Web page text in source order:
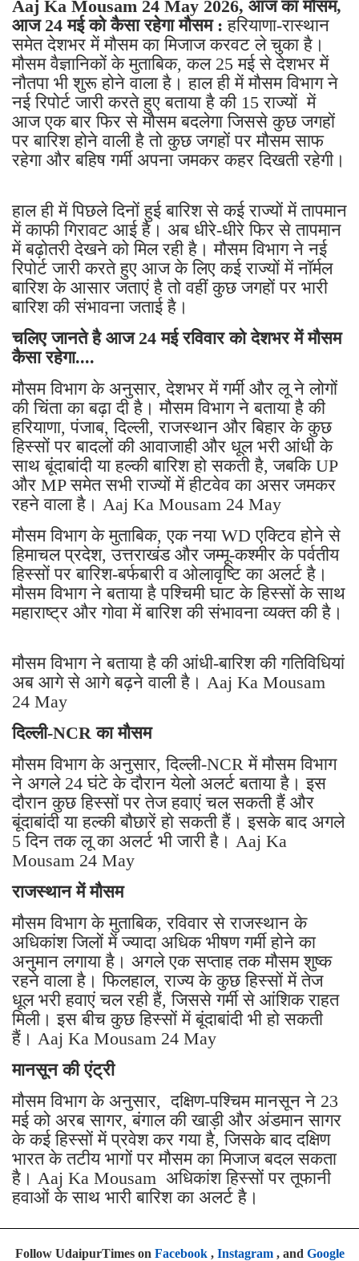
Aaj Ka Mousam 24 May 2026, आज का मौसम,
आज 24 मई को कैसा रहेगा मौसम : हरियाणा-रास्थान
समेत देशभर में मौसम का मिजाज करवट ले चुका है।
मौसम वैज्ञानिकों के मुताबिक, कल 25 मई से देशभर में
नौतपा भी शुरू होने वाला है। हाल ही में मौसम विभाग ने
नई रिपोर्ट जारी करते हुए बताया है की 15 राज्यों में
आज एक बार फिर से मौसम बदलेगा जिससे कुछ जगहों
पर बारिश होने वाली है तो कुछ जगहों पर मौसम साफ
रहेगा और बहिष गर्मी अपना जमकर कहर दिखती रहेगी।
हाल ही में पिछले दिनों हुई बारिश से कई राज्यों में तापमान
में काफी गिरावट आई है। अब धीरे-धीरे फिर से तापमान
में बढ़ोतरी देखने को मिल रही है। मौसम विभाग ने नई
रिपोर्ट जारी करते हुए आज के लिए कई राज्यों में नॉर्मल
बारिश के आसार जताएं है तो वहीं कुछ जगहों पर भारी
बारिश की संभावना जताई है।
चलिए जानते है आज 24 मई रविवार को देशभर में मौसम
कैसा रहेगा....
मौसम विभाग के अनुसार, देशभर में गर्मी और लू ने लोगों
की चिंता का बढ़ा दी है। मौसम विभाग ने बताया है की
हरियाणा, पंजाब, दिल्ली, राजस्थान और बिहार के कुछ
हिस्सों पर बादलों की आवाजाही और धूल भरी आंधी के
साथ बूंदाबांदी या हल्की बारिश हो सकती है, जबकि UP
और MP समेत सभी राज्यों में हीटवेव का असर जमकर
रहने वाला है। Aaj Ka Mousam 24 May
मौसम विभाग के मुताबिक, एक नया WD एक्टिव होने से
हिमाचल प्रदेश, उत्तराखंड और जम्मू-कश्मीर के पर्वतीय
हिस्सों पर बारिश-बर्फबारी व ओलावृष्टि का अलर्ट है।
मौसम विभाग ने बताया है पश्चिमी घाट के हिस्सों के साथ
महाराष्ट्र और गोवा में बारिश की संभावना व्यक्त की है।
मौसम विभाग ने बताया है की आंधी-बारिश की गतिविधियां
अब आगे से आगे बढ़ने वाली है। Aaj Ka Mousam
24 May
दिल्ली-NCR का मौसम
मौसम विभाग के अनुसार, दिल्ली-NCR में मौसम विभाग
ने अगले 24 घंटे के दौरान येलो अलर्ट बताया है। इस
दौरान कुछ हिस्सों पर तेज हवाएं चल सकती हैं और
बूंदाबांदी या हल्की बौछारें हो सकती हैं। इसके बाद अगले
5 दिन तक लू का अलर्ट भी जारी है। Aaj Ka
Mousam 24 May
राजस्थान में मौसम
मौसम विभाग के मुताबिक, रविवार से राजस्थान के
अधिकांश जिलों में ज्यादा अधिक भीषण गर्मी होने का
अनुमान लगाया है। अगले एक सप्ताह तक मौसम शुष्क
रहने वाला है। फिलहाल, राज्य के कुछ हिस्सों में तेज
धूल भरी हवाएं चल रही हैं, जिससे गर्मी से आंशिक राहत
मिली। इस बीच कुछ हिस्सों में बूंदाबांदी भी हो सकती
हैं। Aaj Ka Mousam 24 May
मानसून की एंट्री
मौसम विभाग के अनुसार, दक्षिण-पश्चिम मानसून ने 23
मई को अरब सागर, बंगाल की खाड़ी और अंडमान सागर
के कई हिस्सों में प्रवेश कर गया है, जिसके बाद दक्षिण
भारत के तटीय भागों पर मौसम का मिजाज बदल सकता
है। Aaj Ka Mousam अधिकांश हिस्सों पर तूफानी
हवाओं के साथ भारी बारिश का अलर्ट है।
Follow UdaipurTimes on Facebook, Instagram, and Google